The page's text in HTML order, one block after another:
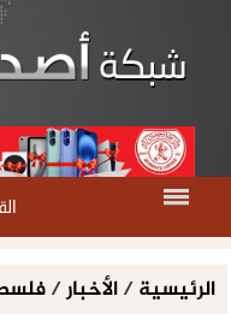
الرئيسية/الأخبار/